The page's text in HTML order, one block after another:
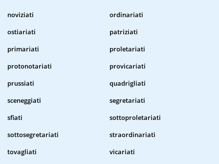
noviziati
ordinariati
ostiariati
patriziati
primariati
proletariati
protonotariati
provicariati
prussiati
quadrigliati
sceneggiati
segretariati
sfiati
sottoproletariati
sottosegretariati
straordinariati
tovagliati
vicariati